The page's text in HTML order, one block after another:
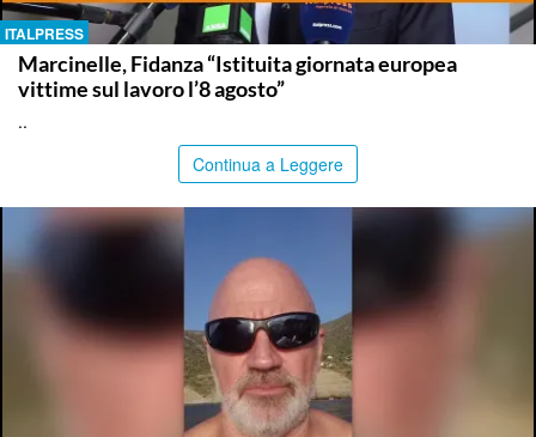
ITALPRESS
Marcinelle, Fidanza “Istituita giornata europea
vittime sul lavoro l’8 agosto”
..
Continua a Leggere